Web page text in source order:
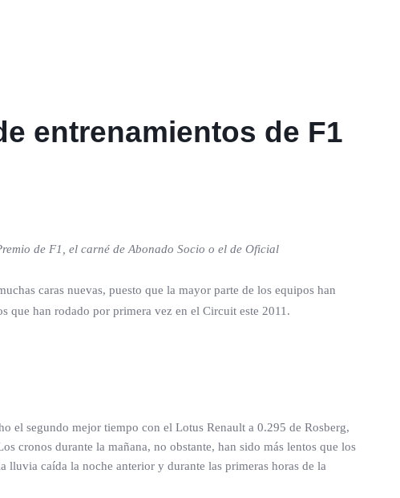
entrenamientos de F1
de F1, el carné de Abonado Socio o el de Oficial
caras nuevas, puesto que la mayor parte de los equipos han
que han rodado por primera vez en el Circuit este 2011.
el segundo mejor tiempo con el Lotus Renault a 0.295 de Rosberg,
cronos durante la mañana, no obstante, han sido más lentos que los
lluvia caída la noche anterior y durante las primeras horas de la